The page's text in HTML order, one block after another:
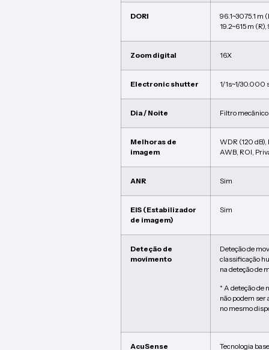
DORI
96.1~3075.1 m
19.2~615 m
Zoom digital 16X
Electronic shutter 1/1s~1/30.000
Dia / Noite Filtro
Melhoras de
imagem
WDR (120 dB),
AWB, ROI,
ANR Sim
EIS (Estabilizador
de imagem)
Sim
Deteção de
movimento
Deteção de
classificação
na deteção de
* A deteção de
não podem ser
no mesmo
AcuSense
Tecnologia